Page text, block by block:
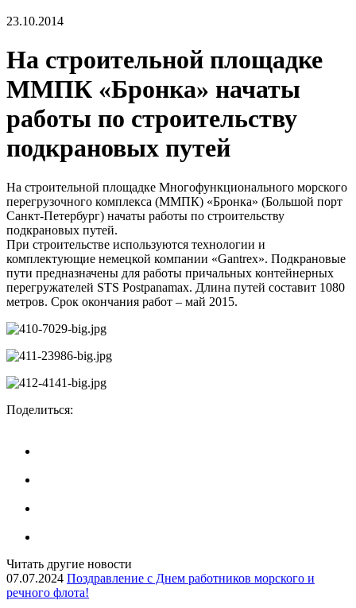
23.10.2014
На строительной площадке
ММПК «Бронка» начаты
работы по строительству
подкрановых путей
На строительной площадке Многофункционального морского
перегрузочного комплекса (ММПК) «Бронка» (Большой порт
Санкт-Петербург) начаты работы по строительству
подкрановых путей.
При строительстве используются технологии и
комплектующие немецкой компании «Gantrex». Подкрановые
пути предназначены для работы причальных контейнерных
перегружателей STS Postpanamax. Длина путей составит 1080
метров. Срок окончания работ – май 2015.
Поделиться:
Читать другие новости
07.07.2024 Поздравление с Днем работников морского и
речного флота!